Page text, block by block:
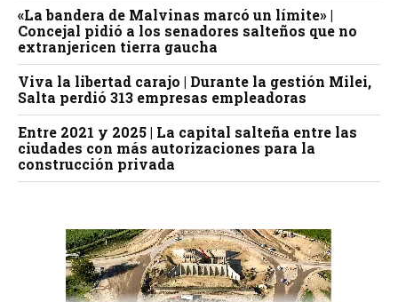
«La bandera de Malvinas marcó un límite» |
Concejal pidió a los senadores salteños que no
extranjericen tierra gaucha
Viva la libertad carajo | Durante la gestión Milei,
Salta perdió 313 empresas empleadoras
Entre 2021 y 2025 | La capital salteña entre las
ciudades con más autorizaciones para la
construcción privada